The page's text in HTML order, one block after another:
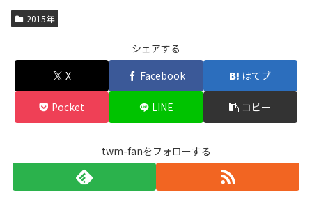
2015年
シェアする
X
Facebook はてブ
Pocket LINE コピー
twm-fanをフォローする